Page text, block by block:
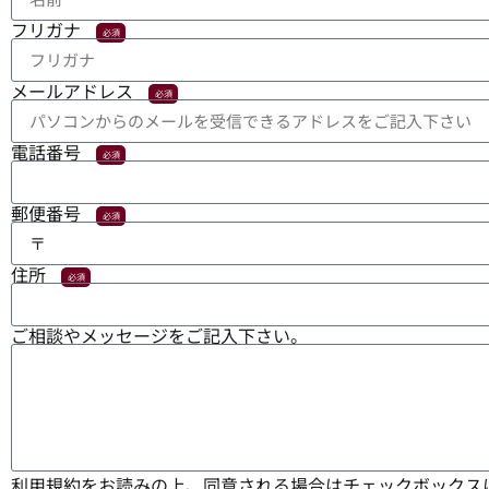
フリガナ
メールアドレス
電話番号
郵便番号
住所
ご相談やメッセージをご記入下さい。